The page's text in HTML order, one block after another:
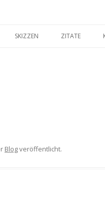
SKIZZEN ZITATE
Blogveröffentlicht.